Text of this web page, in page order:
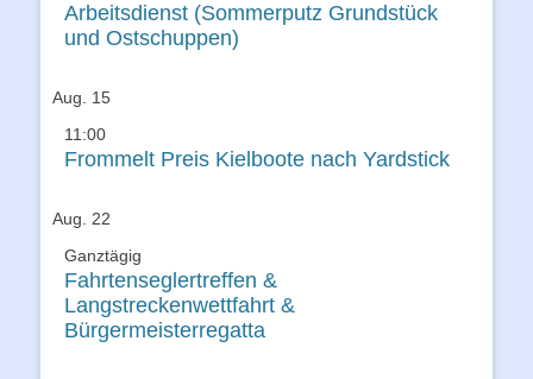
Arbeitsdienst (Sommerputz Grundstück
und Ostschuppen)
Aug. 15
11:00
Frommelt Preis Kielboote nach Yardstick
Aug. 22
Ganztägig
Fahrtenseglertreffen &
Langstreckenwettfahrt &
Bürgermeisterregatta